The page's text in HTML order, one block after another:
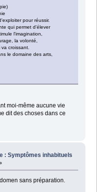
pour réussir.
qui permet d'élever
l'imagination,
la volonté,
croissant.
le domaine des arts,
moi-même aucune vie
dit des choses dans ce
: Symptômes inhabituels
sans préparation.